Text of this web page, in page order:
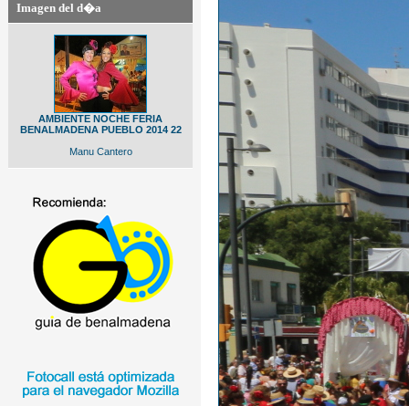
Imagen del d�a
AMBIENTE NOCHE FERIA
BENALMADENA PUEBLO 2014 22
Manu Cantero